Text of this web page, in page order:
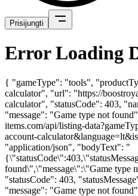
Prisijungti
Error Loading
{ "gameType": "tools",
calculator", "url": "https://
calculator", "statusCode": 403,
"message": "Game type not
items.com/api/listing-
account-
"application/json", "bodyText": "
found\",\"message\":\"Game
"statusCode": 403,
"message": "Game type not